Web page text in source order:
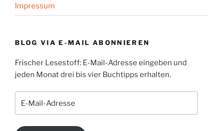
Impressum
BLOG VIA E-MAIL ABONNIEREN
Frischer Lesestoff: E-Mail-Adresse eingeben und
jeden Monat drei bis vier Buchtipps erhalten.